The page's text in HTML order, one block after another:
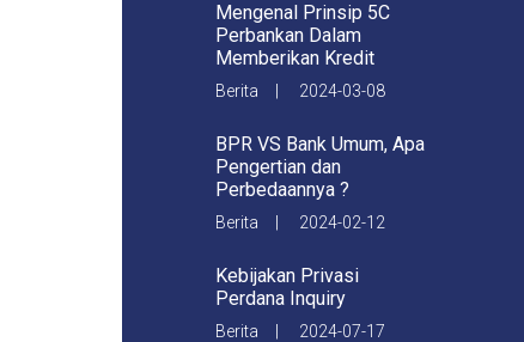
Mengenal Prinsip 5C
Perbankan Dalam
Memberikan Kredit
Berita | 2024-03-08
BPR VS Bank Umum, Apa
Pengertian dan
Perbedaannya ?
Berita | 2024-02-12
Kebijakan Privasi
Perdana Inquiry
Berita | 2024-07-17